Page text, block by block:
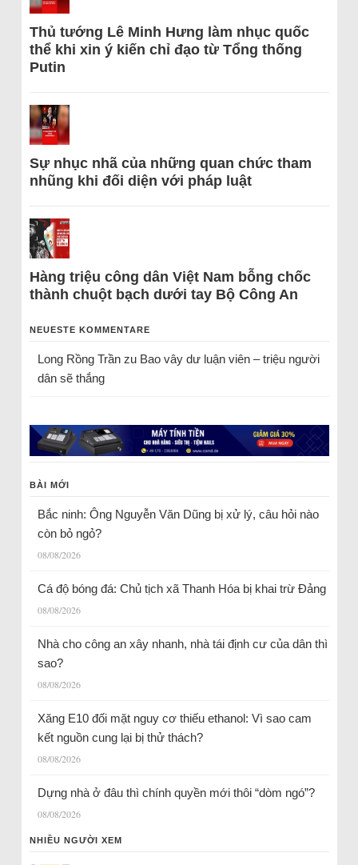
Thủ tướng Lê Minh Hưng làm nhục quốc
thể khi xin ý kiến chỉ đạo từ Tổng thống
Putin
Sự nhục nhã của những quan chức tham
nhũng khi đối diện với pháp luật
Hàng triệu công dân Việt Nam bỗng chốc
thành chuột bạch dưới tay Bộ Công An
NEUESTE KOMMENTARE
Long Rồng Trầnzu Bao vây dư luận viên – triệu người
dân sẽ thắng
BÀI MỚI
Bắc ninh: Ông Nguyễn Văn Dũng bị xử lý, câu hỏi nào
còn bỏ ngỏ?
08/08/2026
Cá độ bóng đá: Chủ tịch xã Thanh Hóa bị khai trừ Đảng
08/08/2026
Nhà cho công an xây nhanh, nhà tái định cư của dân thì
sao?
08/08/2026
Xăng E10 đối mặt nguy cơ thiếu ethanol: Vì sao cam
kết nguồn cung lại bị thử thách?
08/08/2026
Dựng nhà ở đâu thì chính quyền mới thôi “dòm ngó”?
08/08/2026
NHIỀU NGƯỜI XEM